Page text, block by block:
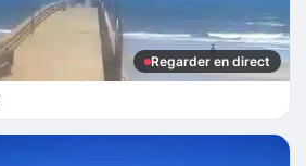
Regarder en direct